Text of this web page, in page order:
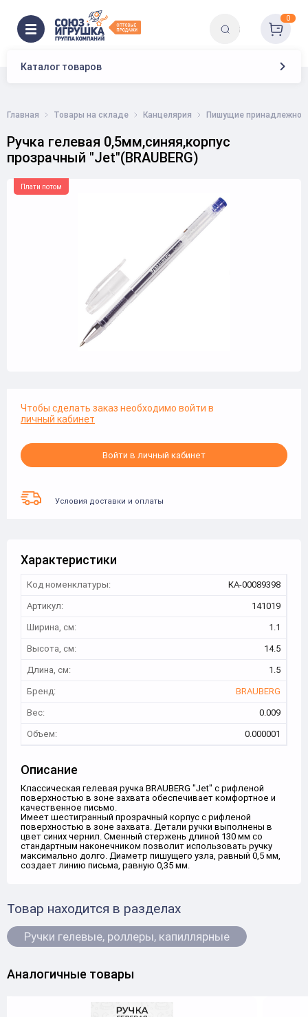
Каталог товаров
0
Главная Товары на складе Канцелярия Пишущие
Ручка гелевая 0,5мм,синяя,корпус
прозрачный "Jet"(BRAUBERG)
Плати потом
Чтобы сделать заказ необходимо войти в
личный кабинет
Войти в личный кабинет
Условия доставки и оплаты
Характеристики
Код номенклатуры:
КА-00089398
Артикул:
141019
Ширина, см:
1.1
Высота, см:
14.5
Длина, см:
1.5
Бренд:
BRAUBERG
Вес:
0.009
Объем:
0.000001
Описание
Классическая гелевая ручка BRAUBERG "Jet" с рифленой
поверхностью в зоне захвата обеспечивает комфортное и
качественное письмо.
Имеет шестигранный прозрачный корпус с рифленой
поверхностью в зоне захвата. Детали ручки выполнены в
цвет синих чернил. Сменный стержень длиной 130 мм со
стандартным наконечником позволит использовать ручку
максимально долго. Диаметр пишущего узла, равный 0,5 мм,
создает линию письма, равную 0,35 мм.
Товар находится в разделах
Ручки гелевые, роллеры, капиллярные
Аналогичные товары